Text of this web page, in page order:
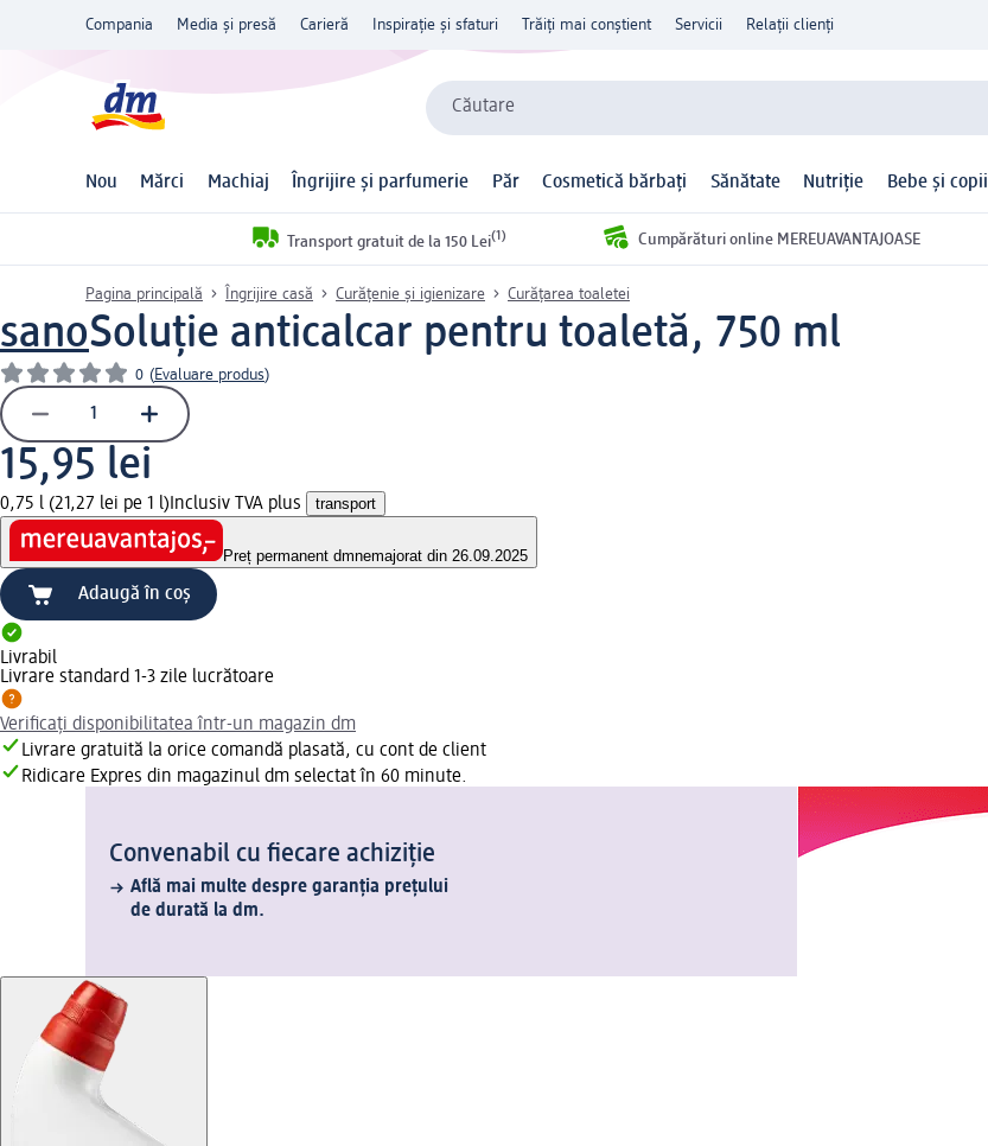
Compania Media și presă Carieră Inspirație și sfaturi Trăiți mai conștient Servicii Relații clienți
Căutare
Nou Mărci Machiaj Îngrijire și parfumerie Păr Cosmetică bărbați Sănătate Nutriție Bebe și copii
Transport gratuit de la 150 Lei(1) Cumpărături online MEREUAVANTAJOASE
Pagina principală Îngrijire casă Curățenie și igienizare Curățarea toaletei
sanoSoluție anticalcar pentru toaletă, 750 ml
0 (Evaluare produs)
15,95 lei
0,75 l (21,27 lei pe 1 l) Inclusiv TVA plus transport
Preț permanent dmnemajorat din 26.09.2025
Adaugă în coș
Livrabil
Livrare standard 1-3 zile lucrătoare
Verificați disponibilitatea într-un magazin dm
Livrare gratuită la orice comandă plasată, cu cont de client
Ridicare Expres din magazinul dm selectat în 60 minute.
Convenabil cu fiecare achiziție
Află mai multe despre garanția prețului
de durată la dm.